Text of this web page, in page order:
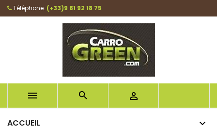
Téléphone: (+33)9 81 92 18 75
  
ACCUEIL